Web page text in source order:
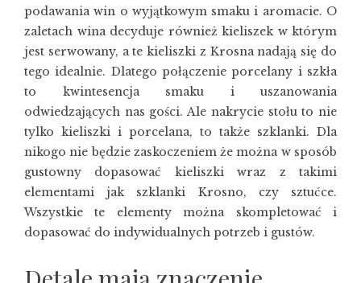
podawania win o wyjątkowym smaku i aromacie. O
zaletach wina decyduje również kieliszek w którym
jest serwowany, a te kieliszki z Krosna nadają się do
tego idealnie. Dlatego połączenie porcelany i szkła
to kwintesencja smaku i uszanowania
odwiedzających nas gości. Ale nakrycie stołu to nie
tylko kieliszki i porcelana, to także szklanki. Dla
nikogo nie będzie zaskoczeniem że można w sposób
gustowny dopasować kieliszki wraz z takimi
elementami jak szklanki Krosno, czy sztućce.
Wszystkie te elementy można skompletować i
dopasować do indywidualnych potrzeb i gustów.